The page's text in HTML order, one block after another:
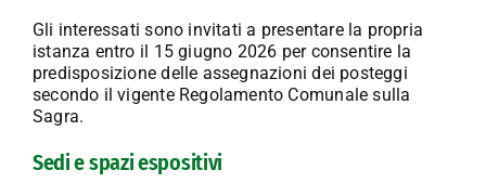
Contatti
Gli interessati sono invitati a presentare la propria
istanza entro il 15 giugno 2026 per consentire la
predisposizione delle assegnazioni dei posteggi
secondo il vigente Regolamento Comunale sulla
Sagra.
Sedi e spazi espositivi